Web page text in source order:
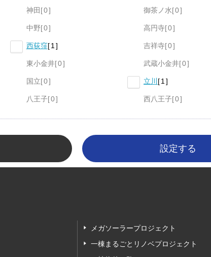
神田 0 御茶ノ水 0
中野 0 高円寺 0
西荻窪 1 吉祥寺 0
東小金井 0 武蔵小金井 0
国立 0 立川 1
八王子 0 西八王子 0
メガソーラープロジェクト
一棟まるごとリノベプロジェクト